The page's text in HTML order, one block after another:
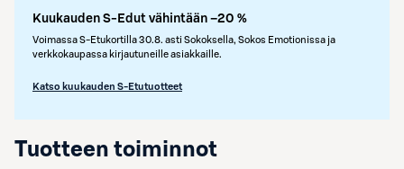
Kuukauden S-Edut vähintään –20 %
Voimassa S-Etukortilla 30.8. asti Sokoksella, Sokos Emotionissa ja
verkkokaupassa kirjautuneille asiakkaille.
Katso kuukauden S-Etutuotteet
Tuotteen toiminnot